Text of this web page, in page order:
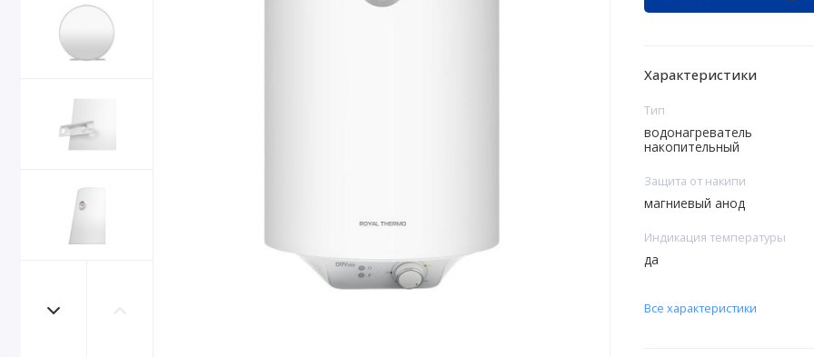
Характеристики
Тип
водонагреватель
накопительный
Защита от накипи
магниевый анод
Индикация температуры
да
Все характеристики